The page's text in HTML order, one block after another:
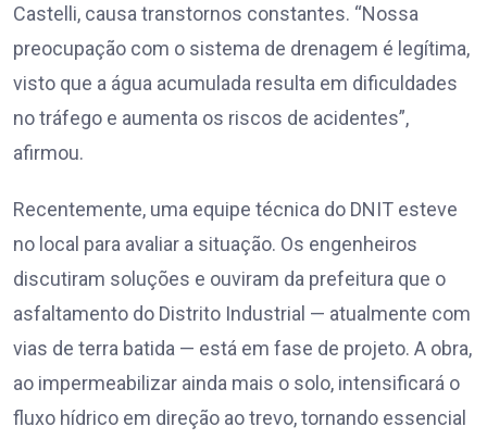
Castelli, causa transtornos constantes. “Nossa
preocupação com o sistema de drenagem é legítima,
visto que a água acumulada resulta em dificuldades
no tráfego e aumenta os riscos de acidentes”,
afirmou.
Recentemente, uma equipe técnica do DNIT esteve
no local para avaliar a situação. Os engenheiros
discutiram soluções e ouviram da prefeitura que o
asfaltamento do Distrito Industrial — atualmente com
vias de terra batida — está em fase de projeto. A obra,
ao impermeabilizar ainda mais o solo, intensificará o
fluxo hídrico em direção ao trevo, tornando essencial